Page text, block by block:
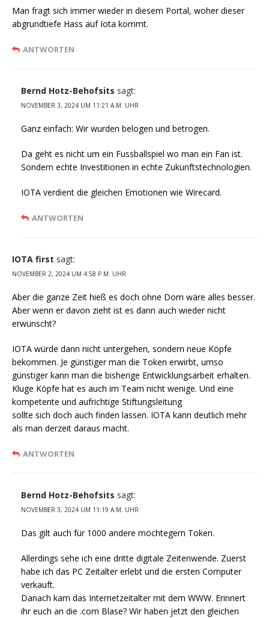
Man fragt sich immer wieder in diesem Portal, woher dieser
abgrundtiefe Hass auf Iota kommt.
ANTWORTEN
Bernd Hotz-Behofsits sagt:
NOVEMBER 3, 2024 UM 11:21 A.M. UHR
Ganz einfach: Wir wurden belogen und betrogen.
Da geht es nicht um ein Fussballspiel wo man ein Fan ist.
Sondern echte Investitionen in echte Zukunftstechnologien.
IOTA verdient die gleichen Emotionen wie Wirecard.
ANTWORTEN
IOTA first sagt:
NOVEMBER 2, 2024 UM 4:58 P.M. UHR
Aber die ganze Zeit hieß es doch ohne Dom wäre alles besser.
Aber wenn er davon zieht ist es dann auch wieder nicht
erwünscht?
IOTA würde dann nicht untergehen, sondern neue Köpfe
bekommen. Je günstiger man die Token erwirbt, umso
günstiger kann man die bisherige Entwicklungsarbeit erhalten.
Kluge Köpfe hat es auch im Team nicht wenige. Und eine
kompetente und aufrichtige Stiftungsleitung
sollte sich doch auch finden lassen. IOTA kann deutlich mehr
als man derzeit daraus macht.
ANTWORTEN
Bernd Hotz-Behofsits sagt:
NOVEMBER 3, 2024 UM 11:19 A.M. UHR
Das gilt auch für 1000 andere möchtegern Token.
Allerdings sehe ich eine dritte digitale Zeitenwende. Zuerst
habe ich das PC Zeitalter erlebt und die ersten Computer
verkauft.
Danach kam das Internetzeitalter mit dem WWW. Erinnert
ihr euch an die .com Blase? Wir haben jetzt den gleichen